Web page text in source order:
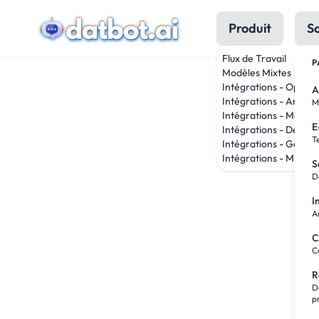
Produit
Flux de Travail
Modèles Mixtes
Intégrations -
Intégrations -
Intégrations - Meta
Intégrations -
Intégrations - Google
Intégrations - Mistral